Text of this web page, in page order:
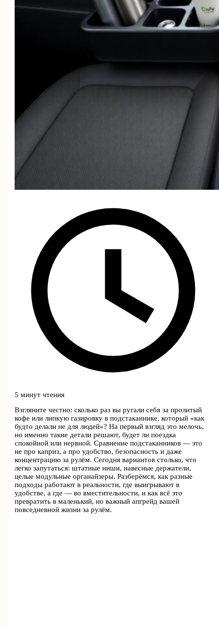
5 минут чтения
Взгляните честно: сколько раз вы ругали себя за пролитый
кофе или липкую газировку в подстаканнике, который «как
будто делали не для людей»? На первый взгляд это мелочь,
но именно такие детали решают, будет ли поездка
спокойной или нервной. Сравнение подстаканников — это
не про каприз, а про удобство, безопасность и даже
концентрацию за рулём. Сегодня вариантов столько, что
легко запутаться: штатные ниши, навесные держатели,
целые модульные органайзеры. Разберёмся, как разные
подходы работают в реальности, где выигрывают в
удобстве, а где — во вместительности, и как всё это
превратить в маленький, но важный апгрейд вашей
повседневной жизни за рулём.